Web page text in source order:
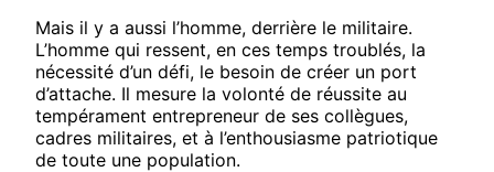
Mais il y a aussi l’homme, derrière le militaire.
L’homme qui ressent, en ces temps troublés, la
nécessité d’un défi, le besoin de créer un port
d’attache. Il mesure la volonté de réussite au
tempérament entrepreneur de ses collègues,
cadres militaires, et à l’enthousiasme patriotique
de toute une population.